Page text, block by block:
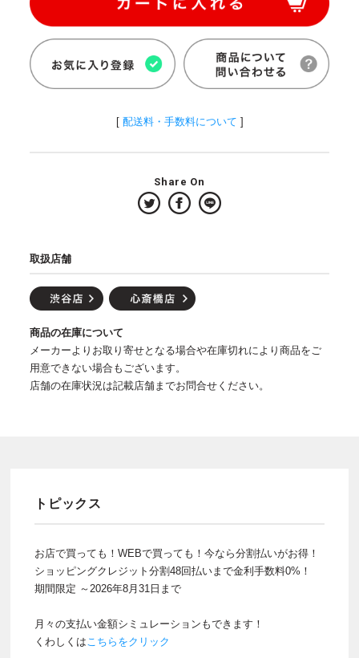
[ 配送料・手数料について ]
Share On
取扱店舗
商品の在庫について
メーカーよりお取り寄せとなる場合や在庫切れにより商品をご
用意できない場合もございます。
店舗の在庫状況は記載店舗までお問合せください。
トピックス
お店で買っても！WEBで買っても！今なら分割払いがお得！
ショッピングクレジット分割48回払いまで金利手数料0%！
期間限定 ～2026年8月31日まで
月々の支払い金額シミュレーションもできます！
くわしくはこちらをクリック